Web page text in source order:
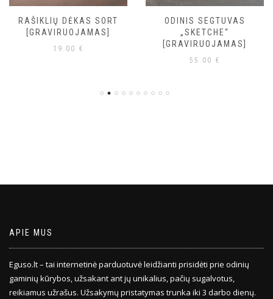
RAŠIKLIŲ DĖKAS SORT
[GRAVIRUOJAMAS]
19.00 €
ODINIS SEGTUVAS
„SKETCHE“
[GRAVIRUOJAMAS]
55.00 €
APIE MUS
Eguso.lt – tai internetinė parduotuvė leidžianti prisidėti prie odinių
gaminių kūrybos, užsakant ant jų unikalius, pačių sugalvotus,
reikiamus užrašus. Užsakymų pristatymas trunka iki 3 darbo dienų.